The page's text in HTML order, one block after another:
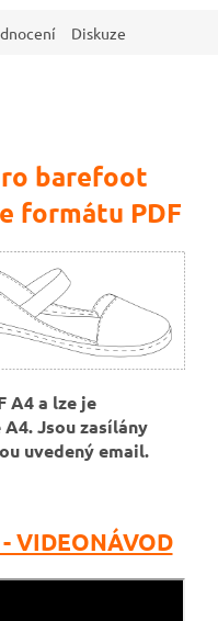
Diskuze
barefoot
formátu PDF
A4 a lze je
A4.Jsou zasílány
uvedený email.
VIDEONÁVOD